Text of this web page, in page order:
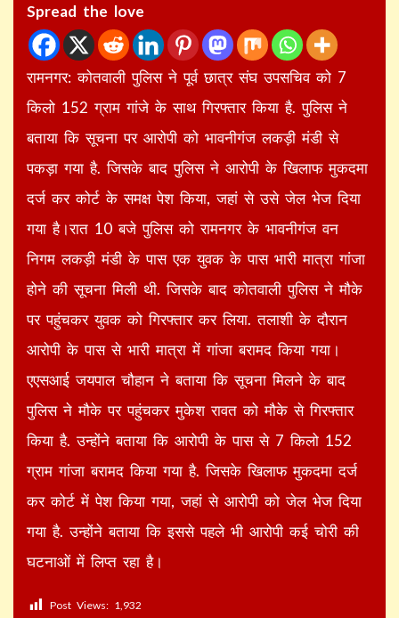
Spread the love
रामनगर: कोतवाली पुलिस ने पूर्व छात्र संघ उपसचिव को 7
किलो 152 ग्राम गांजे के साथ गिरफ्तार किया है. पुलिस ने
बताया कि सूचना पर आरोपी को भावनीगंज लकड़ी मंडी से
पकड़ा गया है. जिसके बाद पुलिस ने आरोपी के खिलाफ मुकदमा
दर्ज कर कोर्ट के समक्ष पेश किया, जहां से उसे जेल भेज दिया
गया है।रात 10 बजे पुलिस को रामनगर के भावनीगंज वन
निगम लकड़ी मंडी के पास एक युवक के पास भारी मात्रा गांजा
होने की सूचना मिली थी. जिसके बाद कोतवाली पुलिस ने मौके
पर पहुंचकर युवक को गिरफ्तार कर लिया. तलाशी के दौरान
आरोपी के पास से भारी मात्रा में गांजा बरामद किया गया।
एएसआई जयपाल चौहान ने बताया कि सूचना मिलने के बाद
पुलिस ने मौके पर पहुंचकर मुकेश रावत को मौके से गिरफ्तार
किया है. उन्होंने बताया कि आरोपी के पास से 7 किलो 152
ग्राम गांजा बरामद किया गया है. जिसके खिलाफ मुकदमा दर्ज
कर कोर्ट में पेश किया गया, जहां से आरोपी को जेल भेज दिया
गया है. उन्होंने बताया कि इससे पहले भी आरोपी कई चोरी की
घटनाओं में लिप्त रहा है।
Post Views: 1,932